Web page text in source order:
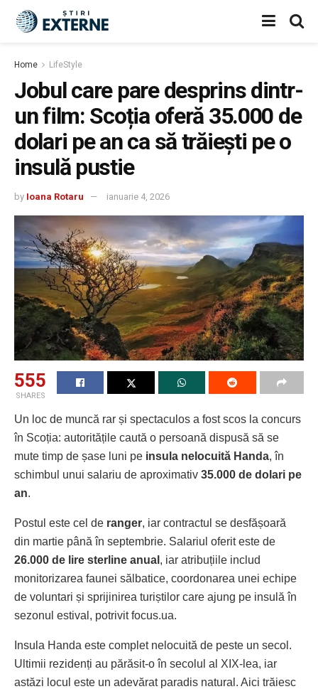
Home LifeStyle
Jobul care pare desprins dintr-
un film: Scoția oferă 35.000 de
dolari pe an ca să trăiești pe o
insulă pustie
by Ioana Rotaru ianuarie 4, 2026
555
SHARES
Un loc de muncă rar și spectaculos a fost scos la concurs
în Scoția: autoritățile caută o persoană dispusă să se
mute timp de șase luni pe insula nelocuită Handa, în
schimbul unui salariu de aproximativ 35.000 de dolari pe
an.
Postul este cel de ranger, iar contractul se desfășoară
din martie până în septembrie. Salariul oferit este de
26.000 de lire sterline anual , iar atribuțiile includ
monitorizarea faunei sălbatice, coordonarea unei echipe
de voluntari și sprijinirea turiștilor care ajung pe insulă în
sezonul estival, potrivit focus.ua.
Insula Handa este complet nelocuită de peste un secol.
Ultimii rezidenți au părăsit-o în secolul al XIX-lea, iar
astăzi locul este un adevărat paradis natural. Aici trăiesc